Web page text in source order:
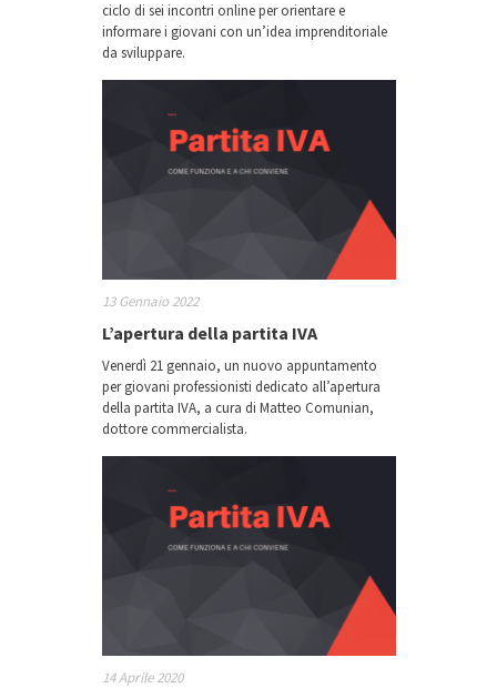
ciclo di sei incontri online per orientare e
informare i giovani con un’idea imprenditoriale
da sviluppare.
13 Gennaio 2022
L’apertura della partita IVA
Venerdì 21 gennaio, un nuovo appuntamento
per giovani professionisti dedicato all’apertura
della partita IVA, a cura di Matteo Comunian,
dottore commercialista.
14 Aprile 2020